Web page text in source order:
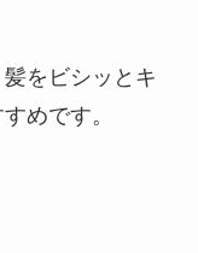
をビシッとキ
めです。